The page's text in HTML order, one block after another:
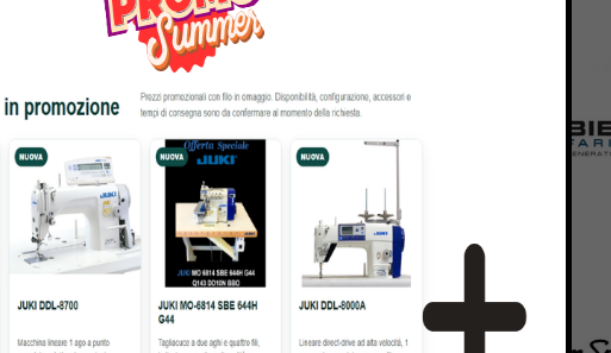
Necchi
770 Products
Bernina
295 Products
Cornely
198 Products